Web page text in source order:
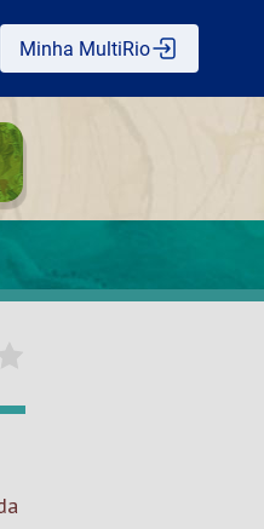
Minha MultiRio